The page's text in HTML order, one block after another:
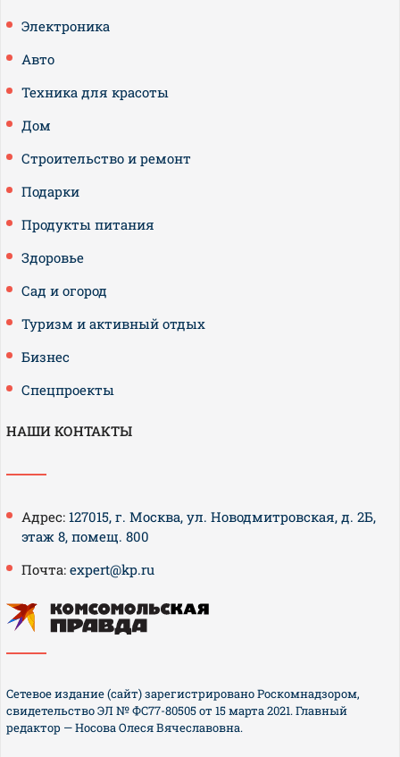
Электроника
Авто
Техника для красоты
Дом
Строительство и ремонт
Подарки
Продукты питания
Здоровье
Сад и огород
Туризм и активный отдых
Бизнес
Спецпроекты
НАШИ КОНТАКТЫ
Адрес: 127015, г. Москва, ул. Новодмитровская, д. 2Б,
этаж 8, помещ. 800
Почта: expert@kp.ru
Сетевое издание (сайт) зарегистрировано Роскомнадзором,
свидетельство ЭЛ № ФС77-80505 от 15 марта 2021. Главный
редактор — Носова Олеся Вячеславовна.